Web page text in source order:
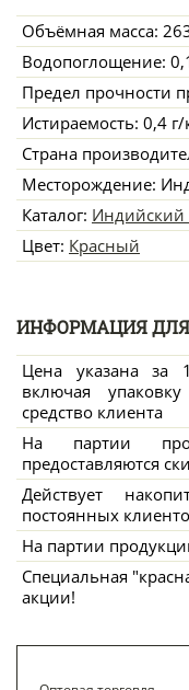
Объёмная масса:
Водопоглощение:
Предел прочности
Истираемость: 0,4 г/
Страна
Месторождение:
Каталог: Индийский
Цвет: Красный
ИНФОРМАЦИЯ
Цена указана за
включая
средство клиента
На партии
предоставляются
Действует
постоянных
На партии
Специальная
акции!